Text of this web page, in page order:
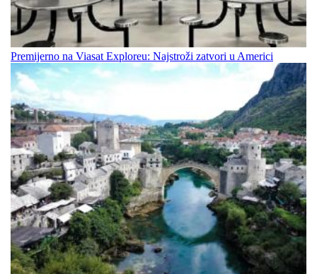
Premijerno na Viasat Exploreu: Najstroži zatvori u Americi